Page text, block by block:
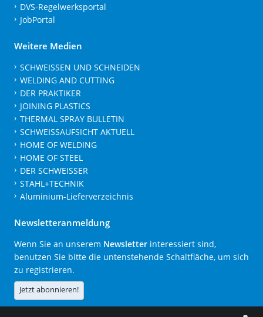
DVS-Regelwerksportal
JobPortal
Weitere Medien
SCHWEISSEN UND SCHNEIDEN
WELDING AND CUTTING
DER PRAKTIKER
JOINING PLASTICS
THERMAL SPRAY BULLETIN
SCHWEISSAUFSICHT AKTUELL
HOME OF WELDING
HOME OF STEEL
DER SCHWEISSER
STAHL+TECHNIK
Aluminium-Lieferverzeichnis
Newsletteranmeldung
Wenn Sie an unserem Newsletter interessiert sind,
benutzen Sie bitte die untenstehende Schaltfläche, um sich
zu registrieren.
Jetzt abonnieren!